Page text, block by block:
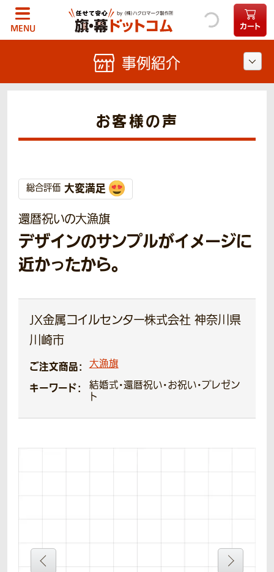
MENU カート
お客様の声
総合評価 大変満足
還暦祝いの大漁旗
デザインのサンプルがイメージに
近かったから。
JX金属コイルセンター株式会社 神奈川県
川崎市
ご注文商品： 大漁旗
キーワード：
結婚式・還暦祝い・お祝い・プレゼン
ト
事例紹介